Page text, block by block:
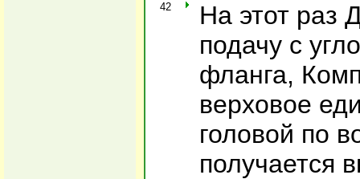
42
На этот раз
подачу с
фланга,
верховое
головой по
получается